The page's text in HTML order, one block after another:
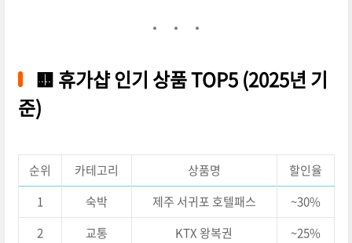
🟨휴가샵 인기 상품 TOP5 (2025년 기
준)
순위 카테고리 상품명
할인율
1
숙박 제주 서귀포 호텔패스
~30%
2
교통 KTX 왕복권
~25%